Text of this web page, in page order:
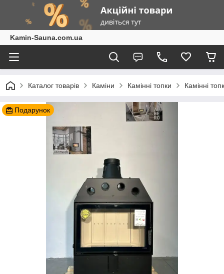
Kamin-Sauna.com.ua
Каталог товарів Каміни Камінні топки Камінні
Подарунок